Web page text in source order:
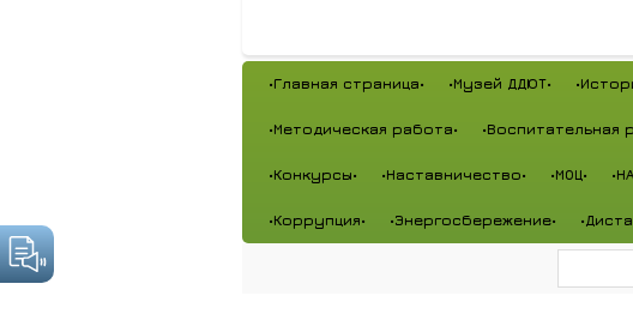
•Главная страница• •Музей ДДЮТ•
•Методическая работа• •Воспитательная
•Конкурсы• •Наставничество• •МОЦ•
•Коррупция• •Энергосбережение•